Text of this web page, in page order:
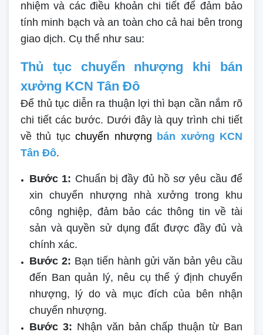
nhiệm và các điều khoản chi tiết để đảm bảo
tính minh bạch và an toàn cho cả hai bên trong
giao dịch. Cụ thể như sau:
Thủ tục chuyển nhượng khi bán
xưởng KCN Tân Đô
Để thủ tục diễn ra thuận lợi thì bạn cần nắm rõ
chi tiết các bước. Dưới đây là quy trình chi tiết
về thủ tụcchuyển nhượng bán xưởng KCN
Tân Đô.
Bước 1: Chuẩn bị đầy đủ hồ sơ yêu cầu để
xin chuyển nhượng nhà xưởng trong khu
công nghiệp, đảm bảo các thông tin về tài
sản và quyền sử dụng đất được đầy đủ và
chính xác.
Bước 2: Bạn tiến hành gửi văn bản yêu cầu
đến Ban quản lý, nêu cụ thể ý định chuyển
nhượng, lý do và mục đích của bên nhận
chuyển nhượng.
Bước 3: Nhận văn bản chấp thuận từ Ban